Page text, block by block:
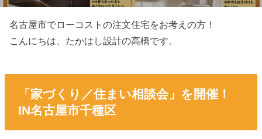
名古屋市でローコストの注文住宅をお考えの方！
こんにちは、たかはし設計の高橋です。
「家づくり／住まい相談会」を開催！
IN名古屋市千種区